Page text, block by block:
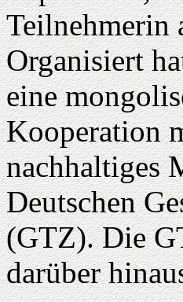
Teilnehmerin
Organisiert
eine
Kooperation
nachhaltiges
Deutschen
(GTZ). Die
darüber